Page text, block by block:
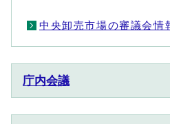
中央卸売市場の審議会情
庁内会議